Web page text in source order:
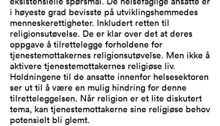
i høyeste grad bevisste på utviklingshemmedes
menneskerettigheter. Inkludert retten til
religionsutøvelse. De er klar over det at deres
oppgave å tilrettelegge forholdene for
tjenestemottakernes religionsutøvelse. Men ikke å
aktivere tjenestemottakernes religiøse liv.
Holdningene til de ansatte innenfor helsesektoren
ser ut til å være en mulig hindring for denne
tilretteleggelsen. Når religion er et lite diskutert
tema, kan tjenestemottakerne sine religiøse behov
potensielt bli glemt.